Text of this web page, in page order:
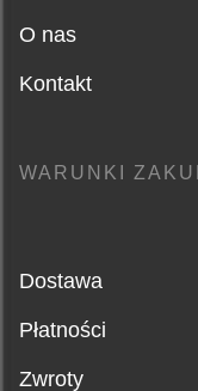
O nas
Kontakt
WARUNKI
Dostawa
Płatności
Zwroty